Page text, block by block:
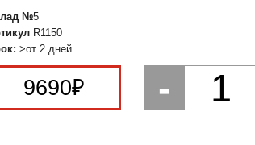
№5
R1150
>от 2 дней
9690₽ - 1